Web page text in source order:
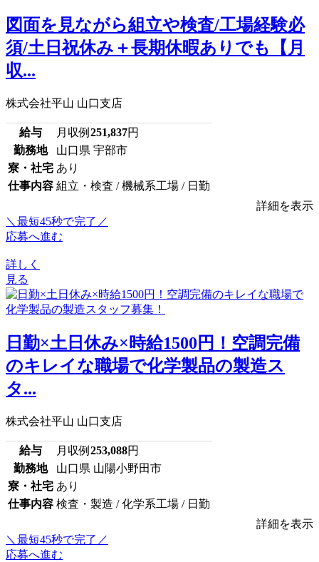
図面を見ながら組立や検査/工場経験必
須/土日祝休み＋長期休暇ありでも【月
収...
株式会社平山 山口支店
給与 月収例 251,837円
勤務地
山口県 宇部市
寮・社宅 あり
仕事内容 組立・検査 / 機械系工場 / 日勤
詳細を表示
＼最短45秒で完了／
応募へ進む
詳しく
見る
日勤×土日休み×時給1500円！空調完備
のキレイな職場で化学製品の製造ス
タ...
株式会社平山 山口支店
給与 月収例 253,088円
勤務地
山口県 山陽小野田市
寮・社宅 あり
仕事内容 検査・製造 / 化学系工場 / 日勤
詳細を表示
＼最短45秒で完了／
応募へ進む